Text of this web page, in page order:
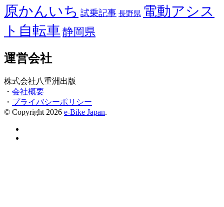
原かんいち 試乗記事 長野県 電動アシス
ト自転車 静岡県
運営会社
株式会社八重洲出版
・ 会社概要
・ プライバシーポリシー
© Copyright 2026 e-Bike Japan.